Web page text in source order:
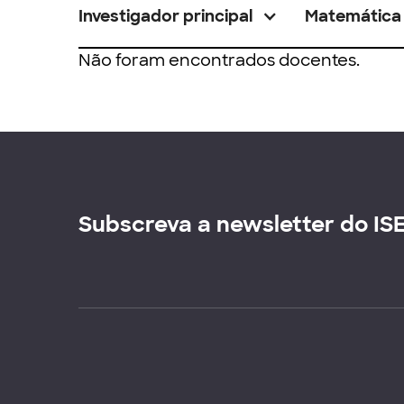
Investigador principal Matemática
Não foram encontrados docentes.
Subscreva a newsletter do